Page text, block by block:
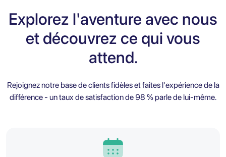
Explorez l'aventure avec nous
et découvrez ce qui vous
attend.
Rejoignez notre base de clients fidèles et faites l'expérience de la
différence - un taux de satisfaction de 98 % parle de lui-même.